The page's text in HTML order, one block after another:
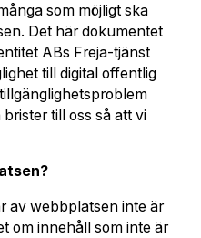
som möjligt ska
Det här dokumentet
ABs Freja-tjänst
till digital offentlig
till oss så att vi
av webbplatsen inte är
om innehåll som inte är